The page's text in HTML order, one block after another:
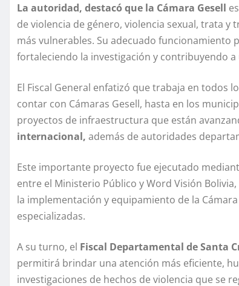
La autoridad, destacó que la Cámara Gesell
de violencia de género, violencia sexual, trata
más vulnerables. Su adecuado
fortaleciendo la investigación y contribuyendo
El Fiscal General enfatizó que trabaja en todos
contar con Cámaras Gesell, hasta en los
proyectos de infraestructura que están
internacional, además de autoridades
Este importante proyecto fue ejecutado
entre el Ministerio Público y Word Visión
la implementación y equipamiento de la
especializadas.
A su turno, el Fiscal Departamental de Santa
permitirá brindar una atención más eficiente,
investigaciones de hechos de violencia que se